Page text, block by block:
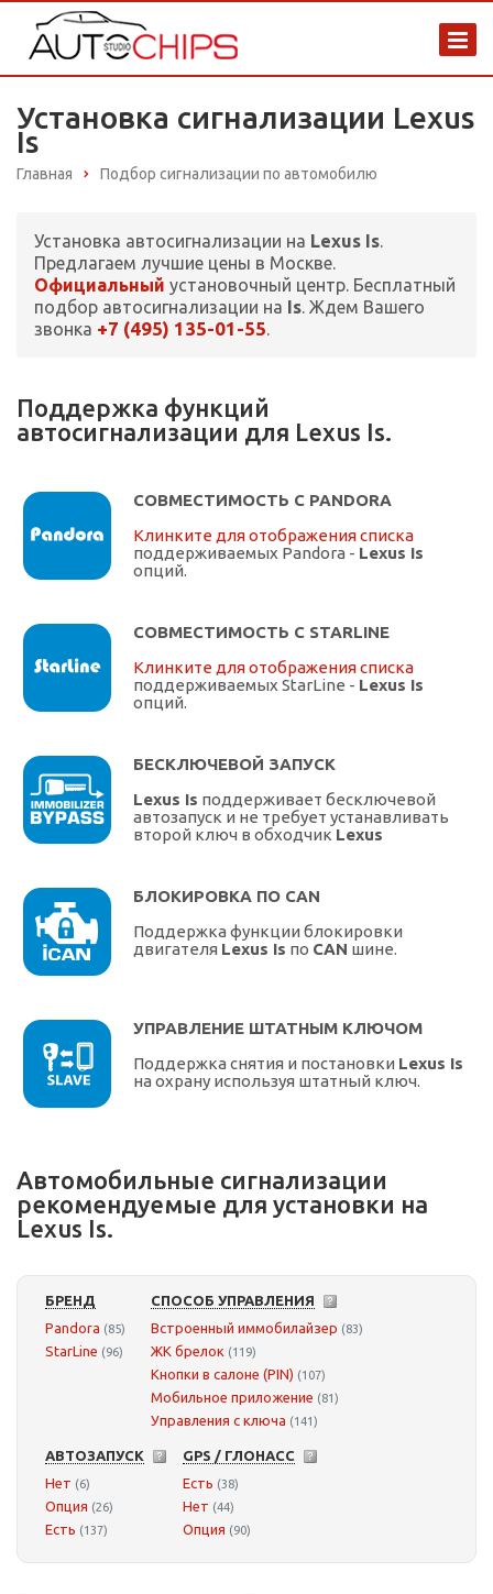
Установка сигнализации Lexus
Is
Главная Подбор сигнализации по автомобилю
Установка автосигнализации на Lexus Is.
Предлагаем лучшие цены в Москве.
Официальный установочный центр. Бесплатный
подбор автосигнализации на
Is. Ждем Вашего
звонка +7 (495) 135-01-55.
Поддержка функций
автосигнализации для Lexus Is.
СОВМЕСТИМОСТЬ С PANDORA
Клинките для отображения списка
поддерживаемых Pandora - Lexus Is
опций.
СОВМЕСТИМОСТЬ С STARLINE
Клинките для отображения списка
поддерживаемых StarLine - Lexus Is
опций.
БЕСКЛЮЧЕВОЙ ЗАПУСК
Lexus Is поддерживает бесключевой
автозапуск и не требует устанавливать
второй ключ в обходчик Lexus
БЛОКИРОВКА ПО CAN
Поддержка функции блокировки
двигателя Lexus Is по CAN шине.
УПРАВЛЕНИЕ ШТАТНЫМ КЛЮЧОМ
Поддержка снятия и постановки Lexus Is
на охрану используя штатный ключ.
Автомобильные сигнализации
рекомендуемые для установки на
Lexus Is.
БРЕНД
Pandora (85)
StarLine (96)
СПОСОБ УПРАВЛЕНИЯ
Встроенный иммобилайзер (83)
ЖК брелок (119)
Кнопки в салоне (PIN) (107)
Мобильное приложение (81)
Управления с ключа (141)
АВТОЗАПУСК
Нет (6)
Опция (26)
Есть (137)
GPS / ГЛОНАСС
Есть (38)
Нет (44)
Опция (90)